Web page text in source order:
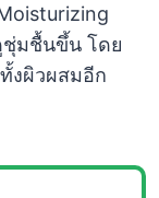
ชุ่มชื้นขึ้น โดย
งผิวผสมอีก